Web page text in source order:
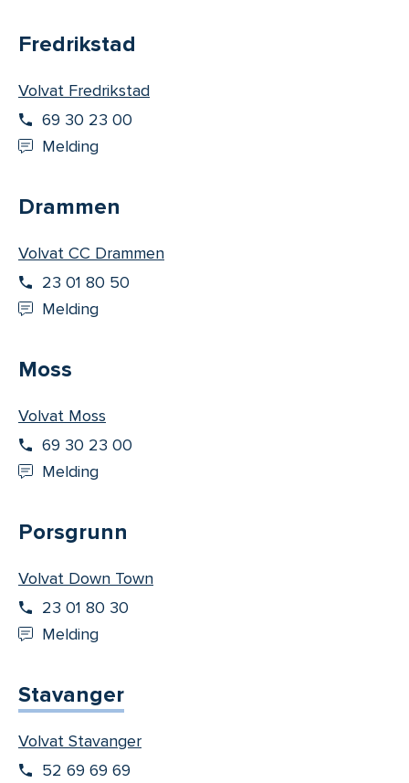
Fredrikstad
Volvat Fredrikstad
69 30 23 00
Melding
Drammen
Volvat CC Drammen
23 01 80 50
Melding
Moss
Volvat Moss
69 30 23 00
Melding
Porsgrunn
Volvat Down Town
23 01 80 30
Melding
Stavanger
Volvat Stavanger
52 69 69 69